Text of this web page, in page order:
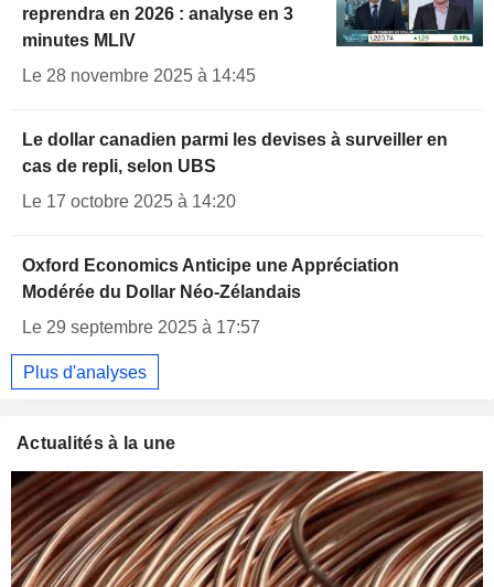
reprendra en 2026 : analyse en 3
minutes MLIV
Le 28 novembre 2025 à 14:45
Le dollar canadien parmi les devises à surveiller en
cas de repli, selon UBS
Le 17 octobre 2025 à 14:20
Oxford Economics Anticipe une Appréciation
Modérée du Dollar Néo-Zélandais
Le 29 septembre 2025 à 17:57
Plus d'analyses
Actualités à la une